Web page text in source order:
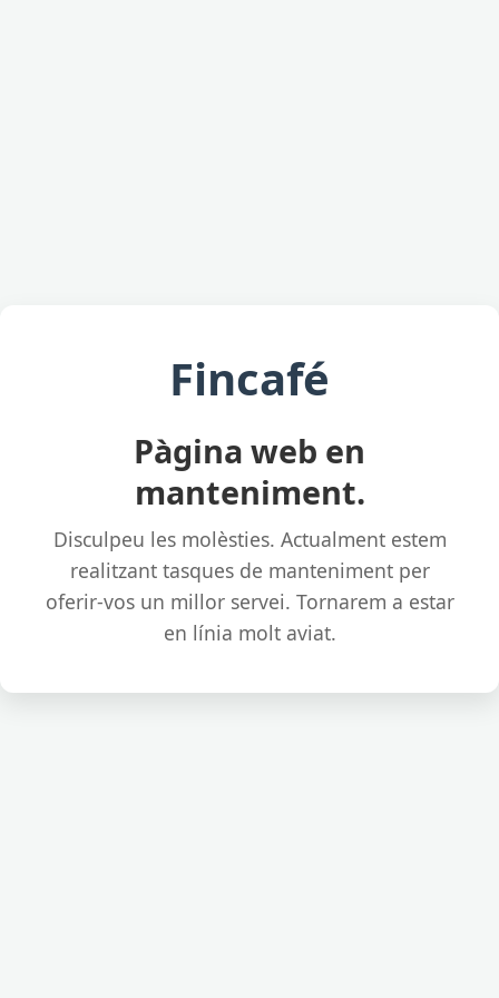
Fincafé
Pàgina web en
manteniment.
Disculpeu les molèsties. Actualment estem
realitzant tasques de manteniment per
oferir-vos un millor servei. Tornarem a estar
en línia molt aviat.